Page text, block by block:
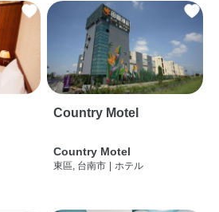
Country Motel
Country Motel
東區, 台南市 | ホテル